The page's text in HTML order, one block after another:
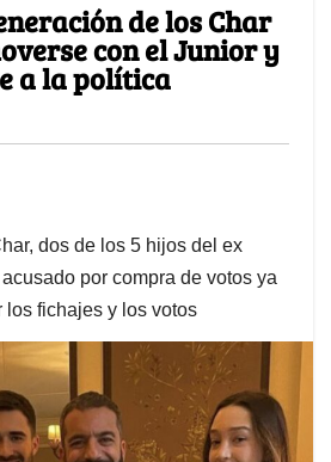
de los Char
con el Junior y
a la política
dos de los 5 hijos del ex
por compra de votos ya
los fichajes y los votos